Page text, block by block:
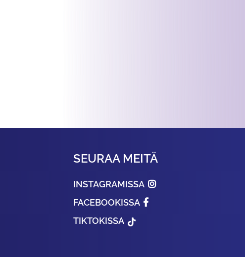
SEURAA MEITÄ
INSTAGRAMISSA
FACEBOOKISSA
TIKTOKISSA